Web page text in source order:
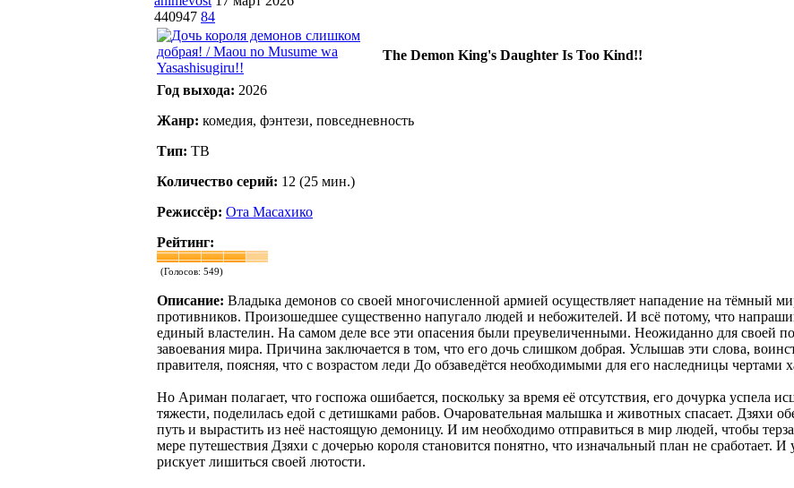
440947 84
The Demon King's Daughter Is Too Kind!!
Год выхода: 2026
Жанр: комедия, фэнтези, повседневность
Тип: ТВ
Количество серий: 12 (25 мин.)
Режиссёр: Ота Масахико
Рейтинг:
(Голосов: 549)
Описание: Владыка демонов со своей многочисленной армией осуществляет нападение на тёмный
противников. Произошедшее существенно напугало людей и небожителей. И всё потому, что
единый властелин. На самом деле все эти опасения были преувеличенными. Неожиданно для своей
завоевания мира. Причина заключается в том, что его дочь слишком добрая. Услышав эти слова,
правителя, поясняя, что с возрастом леди До обзаведётся необходимыми для его наследницы чертами
Но Ариман полагает, что госпожа ошибается, поскольку за время её отсутствия, его дочурка успела
тяжести, поделилась едой с детишками рабов. Очаровательная малышка и животных спасает. Дзяхи
путь и вырастить из неё настоящую демоницу. И им необходимо отправиться в мир людей, чтобы
мере путешествия Дзяхи с дочерью короля становится понятно, что изначальный план не сработает.
рискует лишиться своей лютости.